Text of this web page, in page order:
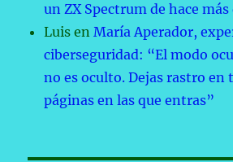
un ZX Spectrum de hace más
Luis enMaría Aperador,
ciberseguridad: “El modo
no es oculto. Dejas rastro en
páginas en las que entras”